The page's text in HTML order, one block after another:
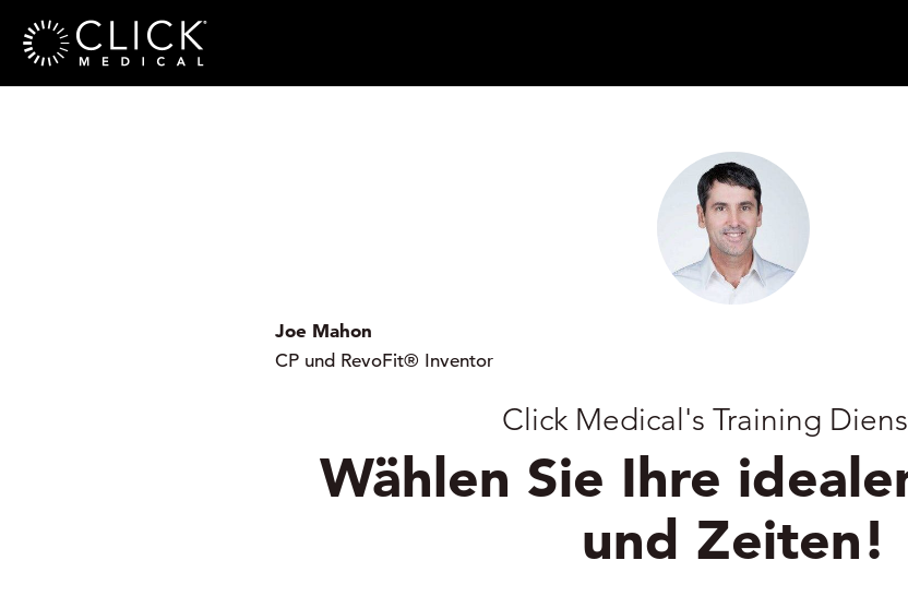
Joe Mahon
CP und RevoFit® Inventor
Click Medical's Training
Wählen Sie Ihre
und Zeiten!